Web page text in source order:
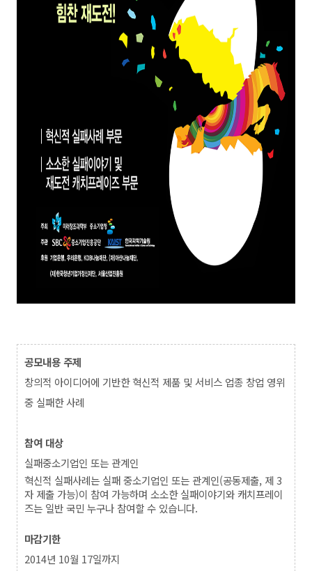
공모내용 주제
창의적 아이디어에 기반한 혁신적 제품 및 서비스 업종 창업 영위
중 실패한 사례
참여 대상
실패중소기업인 또는 관계인
혁신적 실패사례는 실패 중소기업인 또는 관계인(공동제출, 제 3
자 제출 가능)이 참여 가능하며 소소한 실패이야기와 캐치프레이
즈는 일반 국민 누구나 참여할 수 있습니다.
마감기한
2014년 10월 17일까지